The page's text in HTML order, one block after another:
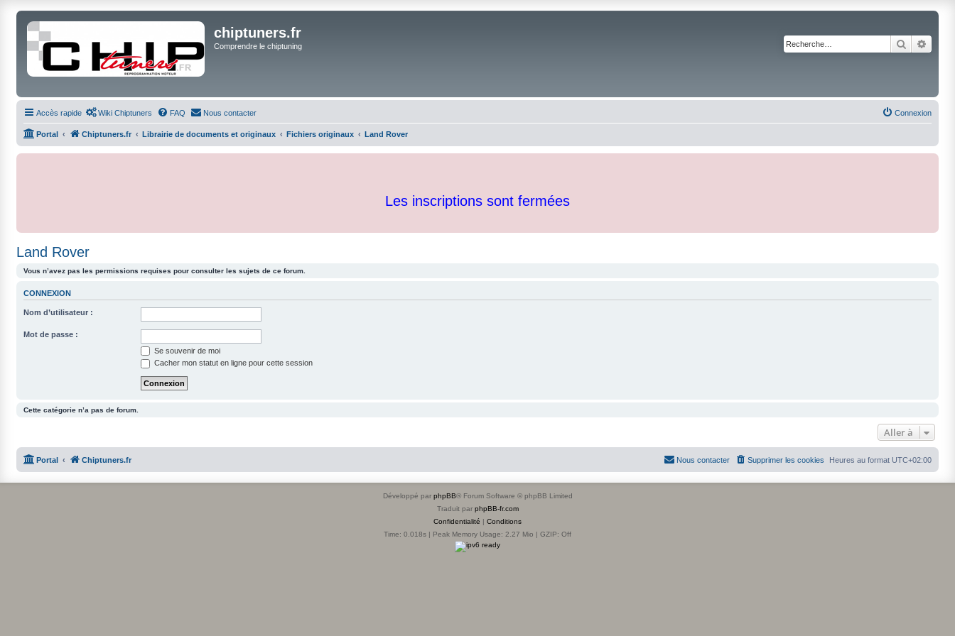
chiptuners.fr
Comprendre le chiptuning Rechercher
Accès rapide Wiki Chiptuners FAQ Nous contacter Connexion
Portal Chiptuners.fr Librairie de documents et originaux Fichiers originaux Land Rover
Les inscriptions sont fermées
Land Rover
Vous n’avez pas les permissions requises pour consulter les sujets de ce forum.
CONNEXION
Nom d’utilisateur :
Mot de passe :
Se souvenir de moi
Cacher mon statut en ligne pour cette session
Cette catégorie n’a pas de forum.
Aller à
Portal Chiptuners.fr Heures au format UTC+02:00
Supprimer les cookies
Nous contacter
Développé par phpBB® Forum Software © phpBB Limited
Traduit par phpBB-fr.com
Confidentialité | Conditions
Time: 0.018s | Peak Memory Usage: 2.27 Mio | GZIP: Off